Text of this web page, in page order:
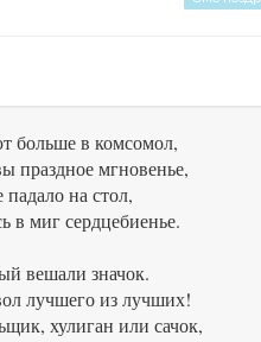
больше в комсомол,
праздное мгновенье,
падало на стол,
в миг сердцебиенье.
вешали значок.
лучшего из лучших!
хулиган или сачок,